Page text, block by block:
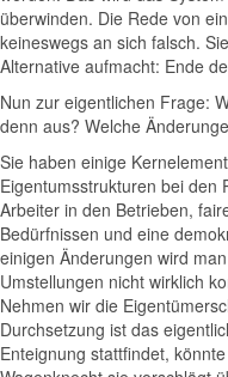
überwinden. Die Rede von
keineswegs an sich falsch.
Alternative aufmacht: Ende
Nun zur eigentlichen Frage:
denn aus? Welche
Sie haben einige
Eigentumsstrukturen bei den
Arbeiter in den Betrieben,
Bedürfnissen und eine
einigen Änderungen wird
Umstellungen nicht wirklich
Nehmen wir die
Durchsetzung ist das
Enteignung stattfindet,